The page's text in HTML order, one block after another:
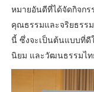
หมายอันดีที่ได้จัดกิจกร
คุณธรรมและจริยธรร
นี้ ซึ่งจะเป็นต้นแบบที่ดี
นิยม และวัฒนธรรมไท